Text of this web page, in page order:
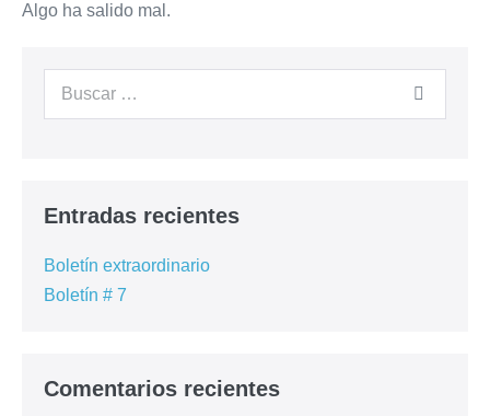
Algo ha salido mal.
Entradas recientes
Boletín extraordinario
Boletín # 7
Comentarios recientes